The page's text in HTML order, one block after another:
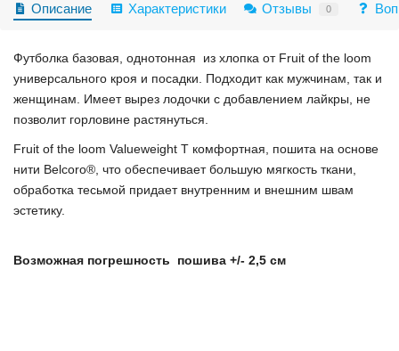
Описание Характеристики Отзывы 0
Футболка базовая, однотонная из хлопка от Fruit of the loom
универсального кроя и посадки. Подходит как мужчинам, так и
женщинам. Имеет вырез лодочки с добавлением лайкры, не
позволит горловине растянуться.
Fruit of the loom Valueweight T комфортная, пошита на основе
нити Belcoro®, что обеспечивает большую мягкость ткани,
обработка тесьмой придает внутренним и внешним швам
эстетику.
Возможная погрешность пошива +/- 2,5 см